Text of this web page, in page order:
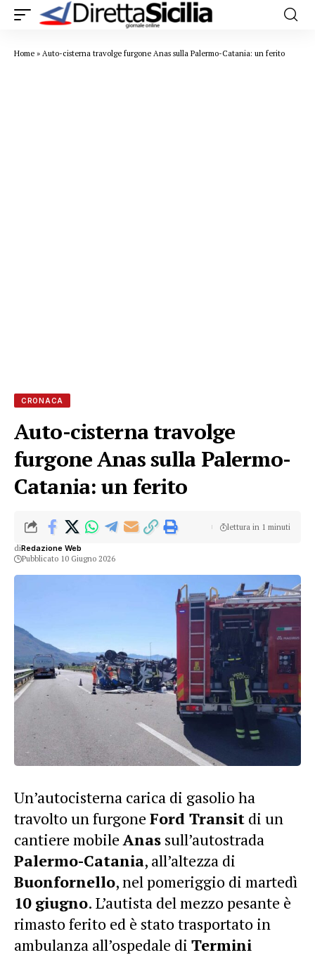
Home » Auto-cisterna travolge furgone Anas sulla Palermo-Catania: un ferito
CRONACA
Auto-cisterna travolge
furgone Anas sulla Palermo-
Catania: un ferito
diRedazione Web
Pubblicato 10 Giugno 2026
lettura in 1 minuti
Un’autocisterna carica di gasolio ha
travolto un furgone Ford Transit di un
cantiere mobileAnas sull’autostrada
Palermo-Catania, all’altezza di
Buonfornello, nel pomeriggio di martedì
10 giugno. L’autista del mezzo pesante è
rimasto ferito ed è stato trasportato in
ambulanza all’ospedale di Termini